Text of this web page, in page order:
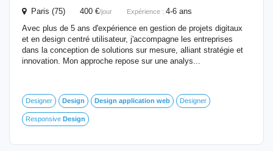
Paris (75) 400 €/jour Expérience : 4-6 ans
Avec plus de 5 ans d'expérience en gestion de projets digitaux
et en design centré utilisateur, j'accompagne les entreprises
dans la conception de solutions sur mesure, alliant stratégie et
innovation. Mon approche repose sur une analys...
Designer Design Design application web Designer
Responsive Design